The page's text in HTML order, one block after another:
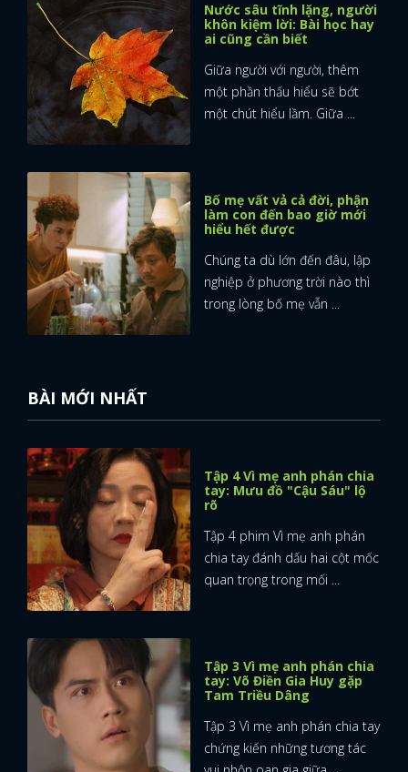
Nước sâu tĩnh lặng, người
khôn kiệm lời: Bài học hay
ai cũng cần biết
Giữa người với người, thêm
một phần thấu hiểu sẽ bớt
một chút hiểu lầm. Giữa ...
Bố mẹ vất vả cả đời, phận
làm con đến bao giờ mới
hiểu hết được
Chúng ta dù lớn đến đâu, lập
nghiệp ở phương trời nào thì
trong lòng bố mẹ vẫn ...
BÀI MỚI NHẤT
Tập 4 Vì mẹ anh phán chia
tay: Mưu đồ "Cậu Sáu" lộ
rõ
Tập 4 phim Vì mẹ anh phán
chia tay đánh dấu hai cột mốc
quan trọng trong mối ...
Tập 3 Vì mẹ anh phán chia
tay: Võ Điền Gia Huy gặp
Tam Triều Dâng
Tập 3 Vì mẹ anh phán chia tay
chứng kiến những tương tác